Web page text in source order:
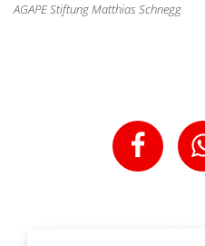
AGAPE Stiftung Matthias Schnegg